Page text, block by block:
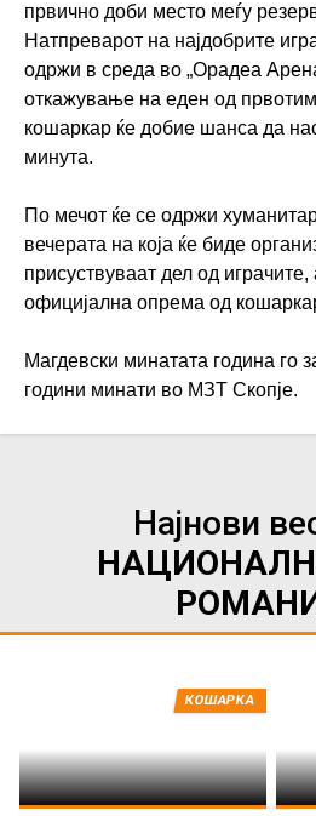
првично доби место меѓу
Натпреварот на најдобрите
одржи в среда во „Орадеа
откажување на еден од
кошаркар ќе добие шанса да
минута.
По мечот ќе се одржи
вечерата на која ќе биде
присуствуваат дел од
официјална опрема од
Магдевски минатата година го
години минати во МЗТ Скопје.
Најнови
КОШАРКА